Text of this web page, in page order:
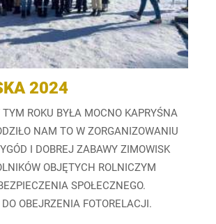
2024
ROKU BYŁA MOCNO KAPRYŚNA
NAM TO W ZORGANIZOWANIU
I DOBREJ ZABAWY ZIMOWISK
OBJĘTYCH ROLNICZYM
SPOŁECZNEGO.
OBEJRZENIA FOTORELACJI.